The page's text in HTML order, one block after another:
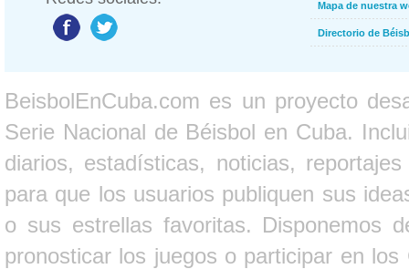
Mapa de nuestra
Directorio de
BeisbolEnCuba.com es un proyecto
Serie Nacional de Béisbol en Cuba.
diarios, estadísticas, noticias,
para que los usuarios publiquen sus
o sus estrellas favoritas. Disponemos
pronosticar los juegos o participar en